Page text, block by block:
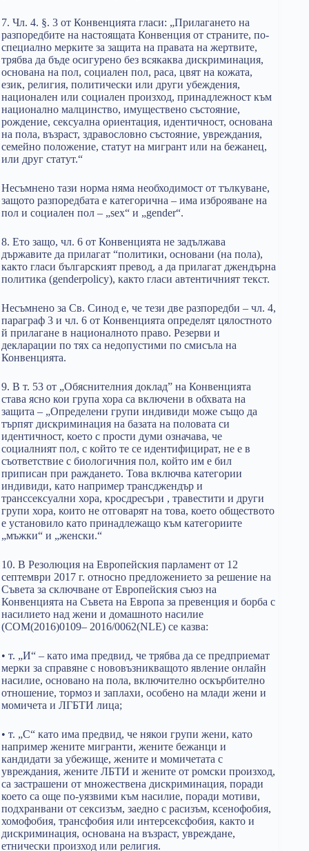
7. Чл. 4. §. 3 от Конвенцията гласи: „Прилагането на
разпоредбите на настоящата Конвенция от страните, по-
специално мерките за защита на правата на жертвите,
трябва да бъде осигурено без всякаква дискриминация,
основана на пол, социален пол, раса, цвят на кожата,
език, религия, политически или други убеждения,
национален или социален произход, принадлежност към
национално малцинство, имуществено състояние,
рождение, сексуална ориентация, идентичност, основана
на пола, възраст, здравословно състояние, увреждания,
семейно положение, статут на мигрант или на бежанец,
или друг статут.“
Несъмнено тази норма няма необходимост от тълкуване,
защото разпоредбата е категорична – има изброяване на
пол и социален пол – „sex“ и „gender“.
8. Ето защо, чл. 6 от Конвенцията не задължава
държавите да прилагат “политики, основани (на пола),
както гласи българският превод, а да прилагат джендърна
политика (genderpolicy), както гласи автентичният текст.
Несъмнено за Св. Синод е, че тези две разпоредби – чл. 4,
параграф 3 и чл. 6 от Конвенцията определят цялостното
й прилагане в националното право. Резерви и
декларации по тях са недопустими по смисъла на
Конвенцията.
9. В т. 53 от „Обяснителния доклад” на Конвенцията
става ясно кои група хора са включени в обхвата на
защита – „Определени групи индивиди може също да
търпят дискриминация на базата на половата си
идентичност, което с прости думи означава, че
социалният пол, с който те се идентифицират, не е в
съответствие с биологичния пол, който им е бил
приписан при раждането. Това включва категории
индивиди, като например трансджендър и
транссексуални хора, кросдресъри , травестити и други
групи хора, които не отговарят на това, което обществото
е установило като принадлежащо към категориите
„мъжки“ и „женски.“
10. В Резолюция на Европейския парламент от 12
септември 2017 г. относно предложението за решение на
Съвета за сключване от Европейския съюз на
Конвенцията на Съвета на Европа за превенция и борба с
насилието над жени и домашното насилие
(COM(2016)0109– 2016/0062(NLE) се казва:
• т. „И“ – като има предвид, че трябва да се предприемат
мерки за справяне с нововъзникващото явление онлайн
насилие, основано на пола, включително оскърбително
отношение, тормоз и заплахи, особено на млади жени и
момичета и ЛГБТИ лица;
• т. „С“ като има предвид, че някои групи жени, като
например жените мигранти, жените бежанци и
кандидати за убежище, жените и момичетата с
увреждания, жените ЛБТИ и жените от ромски произход,
са застрашени от множествена дискриминация, поради
което са още по-уязвими към насилие, поради мотиви,
подхранвани от сексизъм, заедно с расизъм, ксенофобия,
хомофобия, трансфобия или интерсексфобия, както и
дискриминация, основана на възраст, увреждане,
етнически произход или религия.